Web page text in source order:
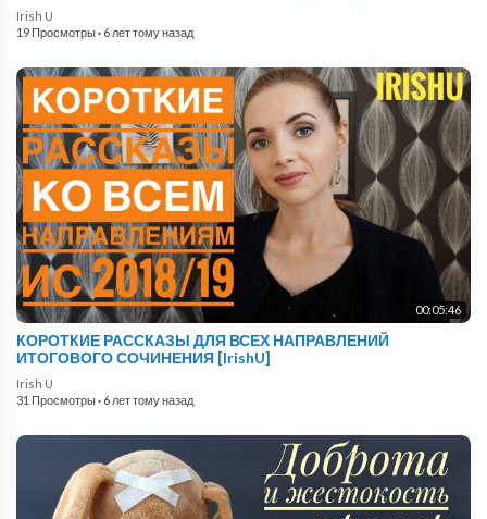
Irish U
19 Просмотры· 6 лет тому назад
00:05:46
КОРОТКИЕ РАССКАЗЫ ДЛЯ ВСЕХ НАПРАВЛЕНИЙ
ИТОГОВОГО СОЧИНЕНИЯ [IrishU]
Irish U
31 Просмотры· 6 лет тому назад